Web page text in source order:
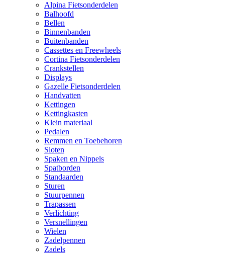
Alpina Fietsonderdelen
Balhoofd
Bellen
Binnenbanden
Buitenbanden
Cassettes en Freewheels
Cortina Fietsonderdelen
Crankstellen
Displays
Gazelle Fietsonderdelen
Handvatten
Kettingen
Kettingkasten
Klein materiaal
Pedalen
Remmen en Toebehoren
Sloten
Spaken en Nippels
Spatborden
Standaarden
Sturen
Stuurpennen
Trapassen
Verlichting
Versnellingen
Wielen
Zadelpennen
Zadels